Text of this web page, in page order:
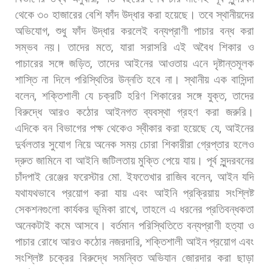
থেকে ৩০ হাজারের বেশি ফাঁদ উদ্ধার করা হয়েছে। তবে স্থানীয়দের
অভিযোগ, শুধু ফাঁদ উদ্ধার করলেই বন্যপ্রাণী পাচার বন্ধ করা
সম্ভব নয়। তাদের মতে, যারা সরাসরি এই অবৈধ শিকার ও
পাচারের সঙ্গে জড়িত,তাদের আইনের আওতায় এনে দৃষ্টান্তমূলক
শাস্তি না দিলে পরিস্থিতির উন্নতি হবে না। স্থানীয় এক বাসিন্দা
বলেন, শক্তিশালী যে চক্রটি হরিণ শিকারের সঙ্গে যুক্ত,তাদের
বিরুদ্ধে আরও কঠোর আইনগত ব্যবস্থা গ্রহণ করা জরুরি।
এদিকে বন বিভাগের পক্ষ থেকেও স্বীকার করা হয়েছে যে,আইনের
দুর্বলতার সুযোগ নিয়ে অনেক সময় চোরা শিকারীরা গ্রেপ্তার হলেও
দ্রুত জামিনে বা আইনি জটিলতায় মুক্তি পেয়ে যায়। পূর্ব সুন্দরবনের
চাঁদপাই রেঞ্জের ফরেস্টার মো.ইফতেখার রাজিব বলেন, আইন যদি
যথাযথভাবে প্রয়োগ করা যায় এবং আইনি প্রক্রিয়ায় সংশ্লিষ্ট
সেকশনগুলো কার্যকর ভূমিকা রাখে,তাহলে এ ধরনের প্রতিবন্ধকতা
অনেকটাই কমে আসবে। বর্তমান পরিস্থিতিতে বন্যপ্রাণী হত্যা ও
পাচার রোধে আরও কঠোর নজরদারি,শক্তিশালী আইন প্রয়োগ এবং
সংশ্লিষ্ট চক্রের বিরুদ্ধে সমন্বিত অভিযান জোরদার করা ছাড়া